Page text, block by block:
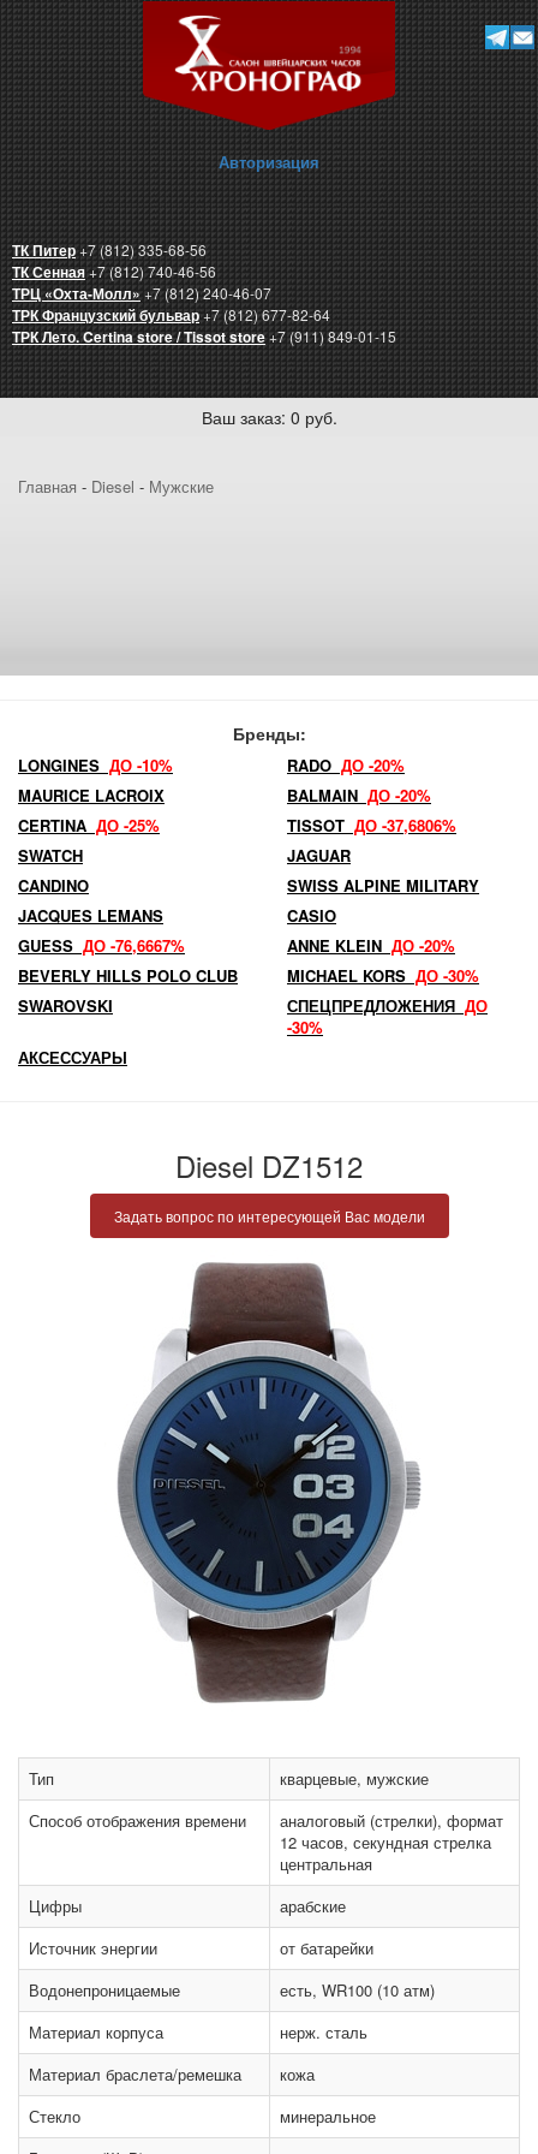
Авторизация
ТК Питер+7 (812) 335-68-56
ТК Сенная+7 (812) 740-46-56
ТРЦ «Охта-Молл»+7 (812) 240-46-07
ТРК Французский бульвар+7 (812) 677-82-64
ТРК Лето. Certina store / Tissot store+7 (911) 849-01-15
Ваш заказ: 0 руб.
Главная - Diesel - Мужские
Бренды:
LONGINES ДО -10% RADO ДО -20%
MAURICE LACROIX
BALMAIN ДО -20%
CERTINA ДО -25% TISSOT ДО -37,6806%
SWATCH
JAGUAR
CANDINO
SWISS ALPINE MILITARY
JACQUES LEMANS
CASIO
GUESS ДО -76,6667% ANNE KLEIN ДО -20%
BEVERLY HILLS POLO CLUB
MICHAEL KORS ДО -30%
SWAROVSKI
СПЕЦПРЕДЛОЖЕНИЯ ДО
-30%
АКСЕССУАРЫ
Diesel DZ1512
Задать вопрос по интересующей Вас модели
Тип
кварцевые, мужские
Способ отображения времени
аналоговый (стрелки), формат
12 часов, секундная стрелка
центральная
Цифры
арабские
Источник энергии
от батарейки
Водонепроницаемые
есть, WR100 (10 атм)
Материал корпуса
нерж. сталь
Материал браслета/ремешка
кожа
Стекло
минеральное